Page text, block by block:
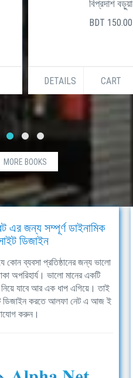
বিপ্রদাশ বড়ুয়া
BDT 150.00
DETAILS CART
MORE BOOKS
এর জন্য সম্পূর্ণ ডাইনামিক
ডিজাইন
কোন ব্যবসা প্রতিষ্ঠানের জন্য ভালো
অপরিহার্য। ভালো মানের একটি
যাবে আর এক ধাপ এগিয়ে। তাই
ডিজাইন করতে আলফা নেট এ আজ ই
করুন।